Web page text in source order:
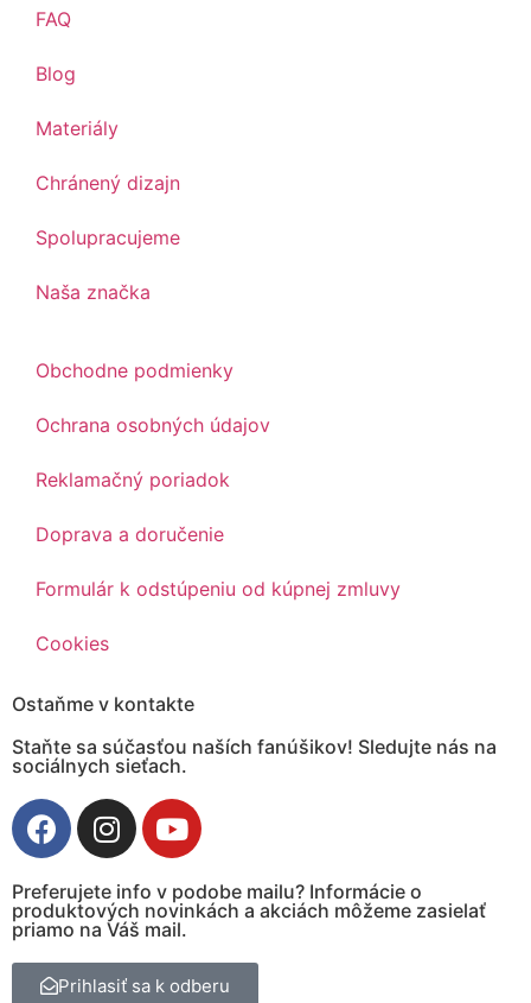
FAQ
Blog
Materiály
Chránený dizajn
Spolupracujeme
Naša značka
Obchodne podmienky
Ochrana osobných údajov
Reklamačný poriadok
Doprava a doručenie
Formulár k odstúpeniu od kúpnej zmluvy
Cookies
Ostaňme v kontakte
Staňte sa súčasťou naších fanúšikov! Sledujte nás na
sociálnych sieťach.
Preferujete info v podobe mailu? Informácie o
produktových novinkách a akciách môžeme zasielať
priamo na Váš mail.
Prihlasiť sa k odberu